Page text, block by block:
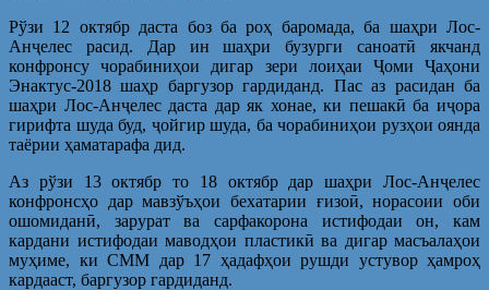
Рўзи 12 октябр даста боз ба роҳ баромада, ба шаҳри Лос-
Анҷелес расид. Дар ин шаҳри бузурги саноатӣ якчанд
конфронсу чорабиниҳои дигар зери лоиҳаи Ҷоми Ҷаҳони
Энактус-2018 шаҳр баргузор гардиданд. Пас аз расидан ба
шаҳри Лос-Анҷелес даста дар як хонае, ки пешакӣ ба иҷора
гирифта шуда буд, ҷойгир шуда, ба чорабиниҳои рузҳои оянда
таёрии ҳаматарафа дид.
Аз рўзи 13 октябр то 18 октябр дар шаҳри Лос-Анҷелес
конфронсҳо дар мавзўъҳои бехатарии ғизоӣ, норасоии оби
ошомиданӣ, зарурат ва сарфакорона истифодаи он, кам
кардани истифодаи маводҳои пластикӣ ва дигар масъалаҳои
муҳиме, ки СММ дар 17 ҳадафҳои рушди устувор ҳамроҳ
кардааст, баргузор гардиданд.